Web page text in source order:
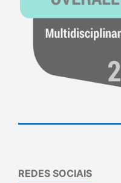
REDES SOCIAIS